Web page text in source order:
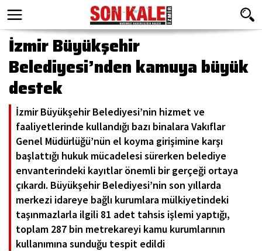
İzmir Büyükşehir
Belediyesi’nden kamuya büyük
destek
İzmir Büyükşehir Belediyesi’nin hizmet ve
faaliyetlerinde kullandığı bazı binalara Vakıflar
Genel Müdürlüğü’nün el koyma girişimine karşı
başlattığı hukuk mücadelesi sürerken belediye
envanterindeki kayıtlar önemli bir gerçeği ortaya
çıkardı. Büyükşehir Belediyesi’nin son yıllarda
merkezi idareye bağlı kurumlara mülkiyetindeki
taşınmazlarla ilgili 81 adet tahsis işlemi yaptığı,
toplam 287 bin metrekareyi kamu kurumlarının
kullanımına sunduğu tespit edildi